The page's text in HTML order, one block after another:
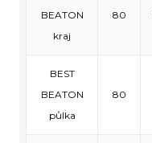
BEATON
kraj
80
BEST
BEATON
půlka
80